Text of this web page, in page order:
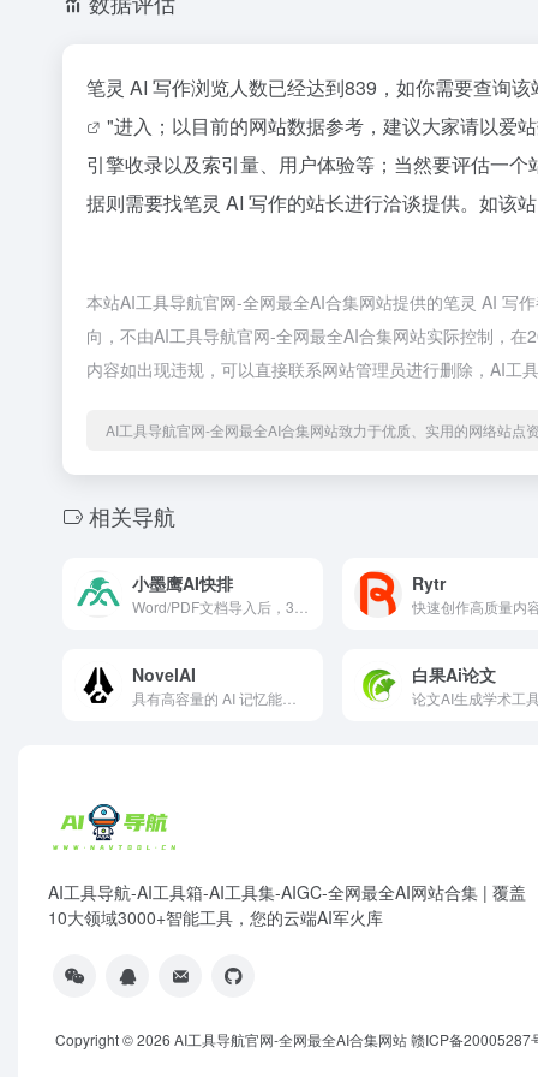
笔灵 AI 写作浏览人数已经达到839，如你需要查询
"进入；以目前的网站数据参考，建议大家请以爱
引擎收录以及索引量、用户体验等；当然要评估一
据则需要找笔灵 AI 写作的站长进行洽谈提供。如该
本站AI工具导航官网-全网最全AI合集网站提供的笔灵 AI 写
向，不由AI工具导航官网-全网最全AI合集网站实际控制，
内容如出现违规，可以直接联系网站管理员进行删除，AI工
AI工具导航官网-全网最全AI合集网站致力于优质、实用的网络站点
相关导航
小墨鹰AI快排 Rytr
NovelAI 白果Ai论文
AI工具导航-AI工具箱-AI工具集-AIGC-全网最全AI网站合集 | 覆盖
10大领域3000+智能工具，您的云端AI军火库
Copyright © 2026 AI工具导航官网-全网最全AI合集网站赣ICP备20005287